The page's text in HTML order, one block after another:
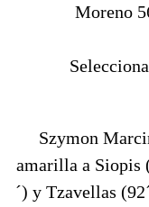
Moreno
Szymon
amarilla a Siopis
´) y Tzavellas